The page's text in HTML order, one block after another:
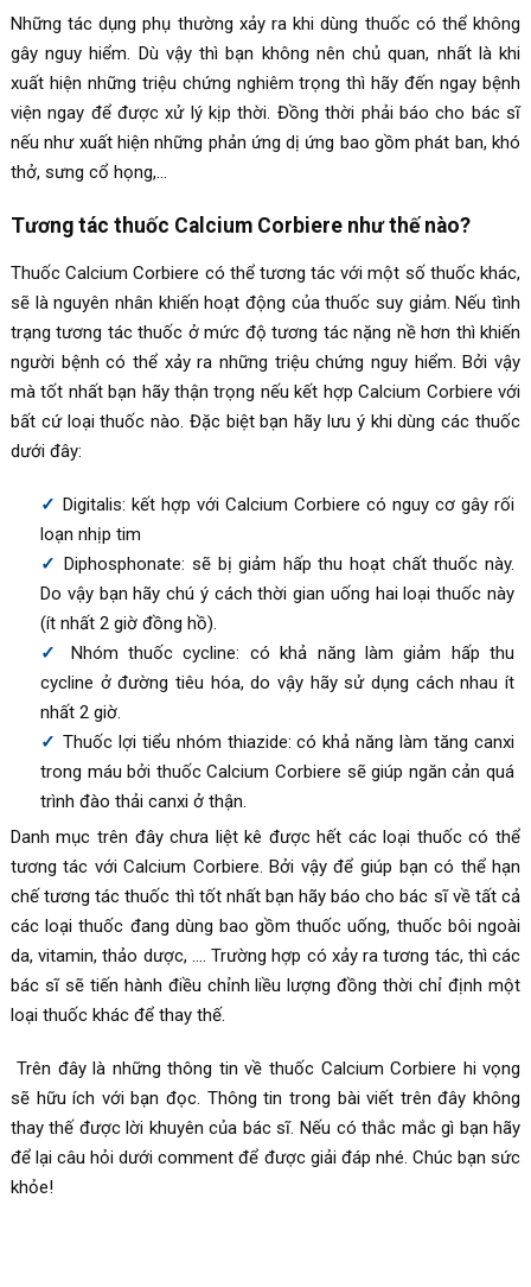
Những tác dụng phụ thường xảy ra khi dùng thuốc có thể không
gây nguy hiểm. Dù vậy thì bạn không nên chủ quan, nhất là khi
xuất hiện những triệu chứng nghiêm trọng thì hãy đến ngay bệnh
viện ngay để được xử lý kịp thời. Đồng thời phải báo cho bác sĩ
nếu như xuất hiện những phản ứng dị ứng bao gồm phát ban, khó
thở, sưng cổ họng,…
Tương tác thuốc Calcium Corbiere như thế nào?
Thuốc Calcium Corbiere có thể tương tác với một số thuốc khác,
sẽ là nguyên nhân khiến hoạt động của thuốc suy giảm. Nếu tình
trạng tương tác thuốc ở mức độ tương tác nặng nề hơn thì khiến
người bệnh có thể xảy ra những triệu chứng nguy hiểm. Bởi vậy
mà tốt nhất bạn hãy thận trọng nếu kết hợp Calcium Corbiere với
bất cứ loại thuốc nào. Đặc biệt bạn hãy lưu ý khi dùng các thuốc
dưới đây:
Digitalis: kết hợp với Calcium Corbiere có nguy cơ gây rối
loạn nhịp tim
Diphosphonate: sẽ bị giảm hấp thu hoạt chất thuốc này.
Do vậy bạn hãy chú ý cách thời gian uống hai loại thuốc này
(ít nhất 2 giờ đồng hồ).
Nhóm thuốc cycline: có khả năng làm giảm hấp thu
cycline ở đường tiêu hóa, do vậy hãy sử dụng cách nhau ít
nhất 2 giờ.
Thuốc lợi tiểu nhóm thiazide: có khả năng làm tăng canxi
trong máu bởi thuốc Calcium Corbiere sẽ giúp ngăn cản quá
trình đào thải canxi ở thận.
Danh mục trên đây chưa liệt kê được hết các loại thuốc có thể
tương tác với Calcium Corbiere. Bởi vậy để giúp bạn có thể hạn
chế tương tác thuốc thì tốt nhất bạn hãy báo cho bác sĩ về tất cả
các loại thuốc đang dùng bao gồm thuốc uống, thuốc bôi ngoài
da, vitamin, thảo dược, …. Trường hợp có xảy ra tương tác, thì các
bác sĩ sẽ tiến hành điều chỉnh liều lượng đồng thời chỉ định một
loại thuốc khác để thay thế.
Trên đây là những thông tin về thuốc Calcium Corbiere hi vọng
sẽ hữu ích với bạn đọc. Thông tin trong bài viết trên đây không
thay thế được lời khuyên của bác sĩ. Nếu có thắc mắc gì bạn hãy
để lại câu hỏi dưới comment để được giải đáp nhé. Chúc bạn sức
khỏe!